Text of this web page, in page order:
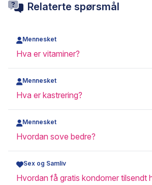
Relaterte spørsmål
Mennesket
Hva er vitaminer?
Mennesket
Hva er kastrering?
Mennesket
Hvordan sove bedre?
Sex og Samliv
Hvordan få gratis kondomer tilsendt